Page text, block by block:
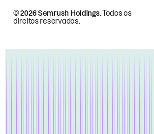
© 2026 Semrush Holdings.Todos os
direitos reservados.